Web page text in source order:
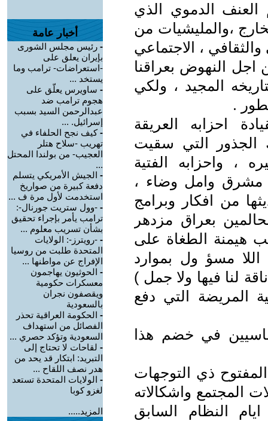
العنف الدموي الذي
،والمليشيات من
، الاجتماعي
اجل النهوض بعراقنا
المجيد ، ولكي
.
احزابه العريقة
الجذور التي سقيت
، واحزابه الفتية
مشرق وامل وضاء ،
من افكار وبرامج
بعراق مزدهر
هيمنة الطغاة على
مسؤ ول بموارد
لنا فيها ولا جمل )
المريضة التي دفع
في خضم هذا
ذي التوجهات
المجتمع واشكالاته
النظام السابق
أخبار عامة
- رئيس مجلس الشورى
بإيران يعلق على
-استعراضات- ترامب وما
يستخد ...
- ساويرس يعلّق على
هجوم ترامب ضد
عبدالرحمن السيد بسبب
إسرائيل. ...
-كيف نجح الحلفاء في
تهريب -سلاح هتلر
العجيب- من بولندا المحتل
...
- الجيش الأمريكي يتسلم
دفعة كبيرة من صواريخ
استخدمت لأول مرة ف ...
- -وول ستريت جورنال-:
ترامب يأمر بإجراء تحقيق
بشأن تسريب معلوم ...
- -رويترز-: الولايات
المتحدة طلبت من روسيا
الإفراج عن مواطنها ...
- الحوثيون يهاجمون
معسكرات حكومية
ويقصفون نجران
بالسعودية
- الحكومة العراقية تحذر
الفصائل من استهداف
السعودية وتؤكد حصري ...
- لقاحات لا تحتاج إلى
التبريد: ابتكار قد يحد من
هدر نصف اللقاح ...
- الولايات المتحدة تستعد
لغزو كوبا
المزيد.....